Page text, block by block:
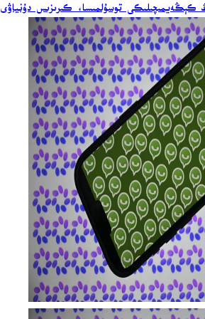
كېڭەيمىچىلىكى توسۇلمىسا، كىرىزىس